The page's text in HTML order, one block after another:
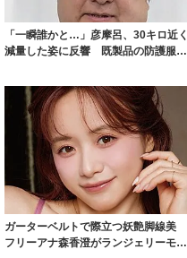
「一瞬誰かと…」彦摩呂、30キロ近く
減量した姿に反響 既製品の防護服が
ガーターベルトで際立つ妖艶脚線美
フリーアナ森香澄がランジェリーモデ